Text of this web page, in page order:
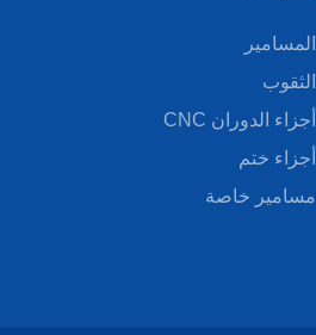
المسامير
الثقوب
أجزاء الدوران CNC
أجزاء ختم
مسامير خاصة